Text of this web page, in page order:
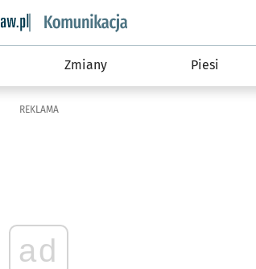
wroclaw.pl podserwis:
Zmiany Piesi
REKLAMA
ad